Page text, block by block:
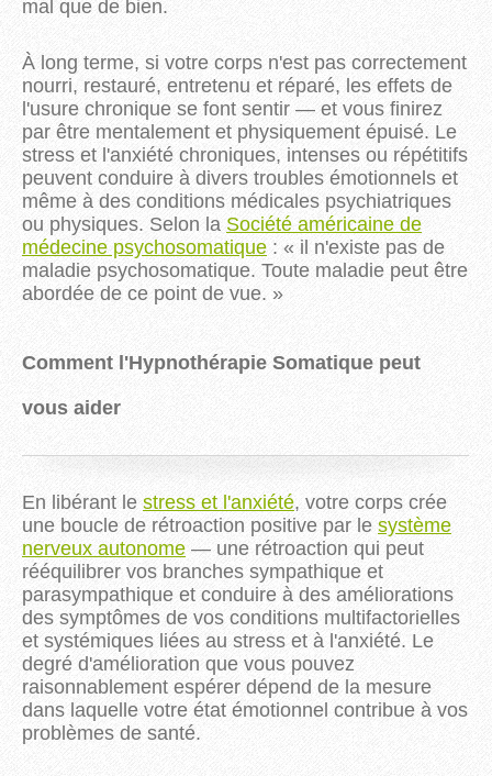
mal que de bien.
À long terme, si votre corps n'est pas correctement
nourri, restauré, entretenu et réparé, les effets de
l'usure chronique se font sentir — et vous finirez
par être mentalement et physiquement épuisé. Le
stress et l'anxiété chroniques, intenses ou répétitifs
peuvent conduire à divers troubles émotionnels et
même à des conditions médicales psychiatriques
ou physiques. Selon la Société américaine de
médecine psychosomatique : « il n'existe pas de
maladie psychosomatique. Toute maladie peut être
abordée de ce point de vue. »
Comment l'Hypnothérapie Somatique peut
vous aider
En libérant le stress et l'anxiété, votre corps crée
une boucle de rétroaction positive par le système
nerveux autonome — une rétroaction qui peut
rééquilibrer vos branches sympathique et
parasympathique et conduire à des améliorations
des symptômes de vos conditions multifactorielles
et systémiques liées au stress et à l'anxiété. Le
degré d'amélioration que vous pouvez
raisonnablement espérer dépend de la mesure
dans laquelle votre état émotionnel contribue à vos
problèmes de santé.